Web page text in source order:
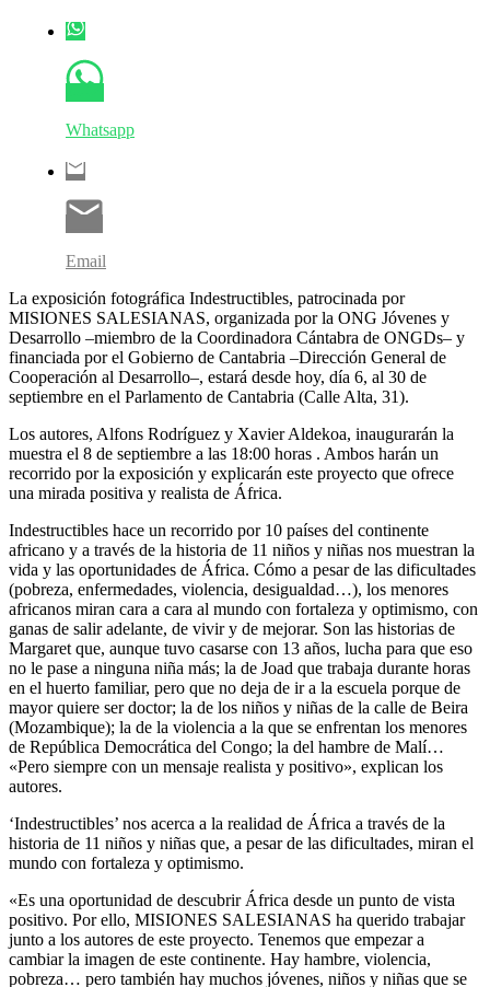
Whatsapp
Email
La exposición fotográfica Indestructibles, patrocinada por
MISIONES SALESIANAS, organizada por la ONG Jóvenes y
Desarrollo –miembro de la Coordinadora Cántabra de ONGDs– y
financiada por el Gobierno de Cantabria –Dirección General de
Cooperación al Desarrollo–, estará desde hoy, día 6, al 30 de
septiembre en el Parlamento de Cantabria (Calle Alta, 31).
Los autores, Alfons Rodríguez y Xavier Aldekoa, inaugurarán la
muestra el 8 de septiembre a las 18:00 horas . Ambos harán un
recorrido por la exposición y explicarán este proyecto que ofrece
una mirada positiva y realista de África.
Indestructibles hace un recorrido por 10 países del continente
africano y a través de la historia de 11 niños y niñas nos muestran la
vida y las oportunidades de África. Cómo a pesar de las dificultades
(pobreza, enfermedades, violencia, desigualdad…), los menores
africanos miran cara a cara al mundo con fortaleza y optimismo, con
ganas de salir adelante, de vivir y de mejorar. Son las historias de
Margaret que, aunque tuvo casarse con 13 años, lucha para que eso
no le pase a ninguna niña más; la de Joad que trabaja durante horas
en el huerto familiar, pero que no deja de ir a la escuela porque de
mayor quiere ser doctor; la de los niños y niñas de la calle de Beira
(Mozambique); la de la violencia a la que se enfrentan los menores
de República Democrática del Congo; la del hambre de Malí…
«Pero siempre con un mensaje realista y positivo», explican los
autores.
‘Indestructibles’ nos acerca a la realidad de África a través de la
historia de 11 niños y niñas que, a pesar de las dificultades, miran el
mundo con fortaleza y optimismo.
«Es una oportunidad de descubrir África desde un punto de vista
positivo. Por ello, MISIONES SALESIANAS ha querido trabajar
junto a los autores de este proyecto. Tenemos que empezar a
cambiar la imagen de este continente. Hay hambre, violencia,
pobreza… pero también hay muchos jóvenes, niños y niñas que se